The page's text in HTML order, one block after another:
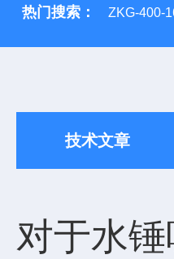
热门搜索： ZKG-400-
技术文章
对于水